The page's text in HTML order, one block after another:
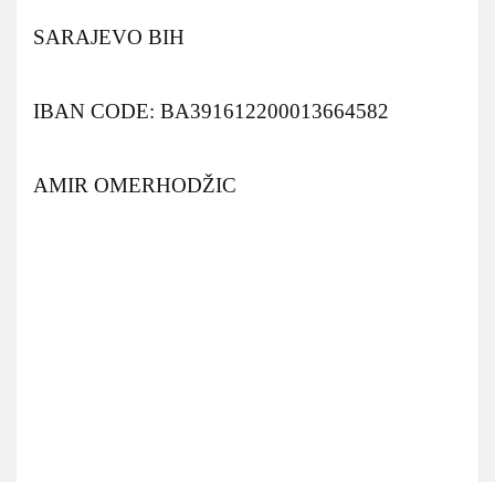
SARAJEVO BIH
IBAN CODE: BA391612200013664582
AMIR OMERHODŽIC